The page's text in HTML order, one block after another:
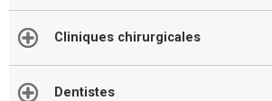
Cliniques chirurgicales
Dentistes